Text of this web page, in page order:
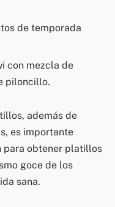
de temporada
con mezcla de
piloncillo.
además de
es importante
para obtener platillos
goce de los
sana.